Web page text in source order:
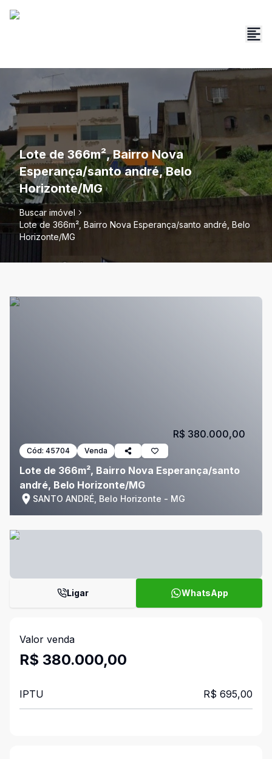
Lote de 366m², Bairro Nova
Esperança/santo andré, Belo
Horizonte/MG
Buscar imóvel
Lote de 366m², Bairro Nova Esperança/santo andré, Belo
Horizonte/MG
Cód: 45704 Venda
Lote de 366m², Bairro Nova Esperança/santo
andré, Belo Horizonte/MG
SANTO ANDRÉ, Belo Horizonte - MG
R$ 380.000,00
Ligar WhatsApp
Valor venda
R$ 380.000,00
IPTU R$ 695,00